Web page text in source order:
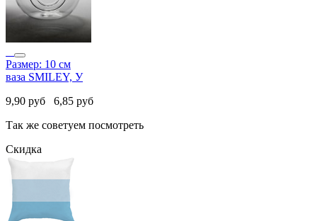
Размер: 10 см
ваза SMILEY, У
9,90 руб 6,85 руб
Так же советуем посмотреть
Скидка